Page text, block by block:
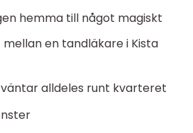
hemma till något magiskt
en tandläkare i Kista
alldeles runt kvarteret